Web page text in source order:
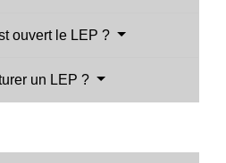
ouvert le LEP ?
un LEP ?